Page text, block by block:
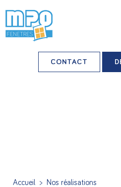
Nos agences
CONTACT
Accueil > Nos réalisations